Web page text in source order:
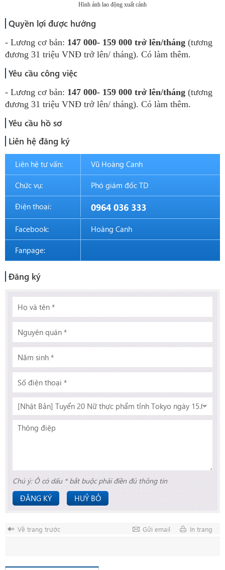
Hình ảnh lao động xuất cảnh
Quyền lợi được hưởng
- Lương cơ bản: 147 000- 159 000 trở lên/tháng (tương
đương 31 triệu VNĐ trở lên/ tháng). Có làm thêm.
Yêu cầu công việc
- Lương cơ bản: 147 000- 159 000 trở lên/tháng (tương
đương 31 triệu VNĐ trở lên/ tháng). Có làm thêm.
Yêu cầu hồ sơ
Liên hệ đăng ký
Liên hệ tư vấn: Vũ Hoàng Canh
Chức vụ: Phó giám đốc TD
Điện thoại: 0964 036 333
Facebook: Hoàng Canh
Fanpage:
Đăng ký
Chú ý: Ô có dấu * bắt buộc phải điền đủ thông tin
ĐĂNG KÝ HUỶ BỎ
Về trang trước Gửi email In trang